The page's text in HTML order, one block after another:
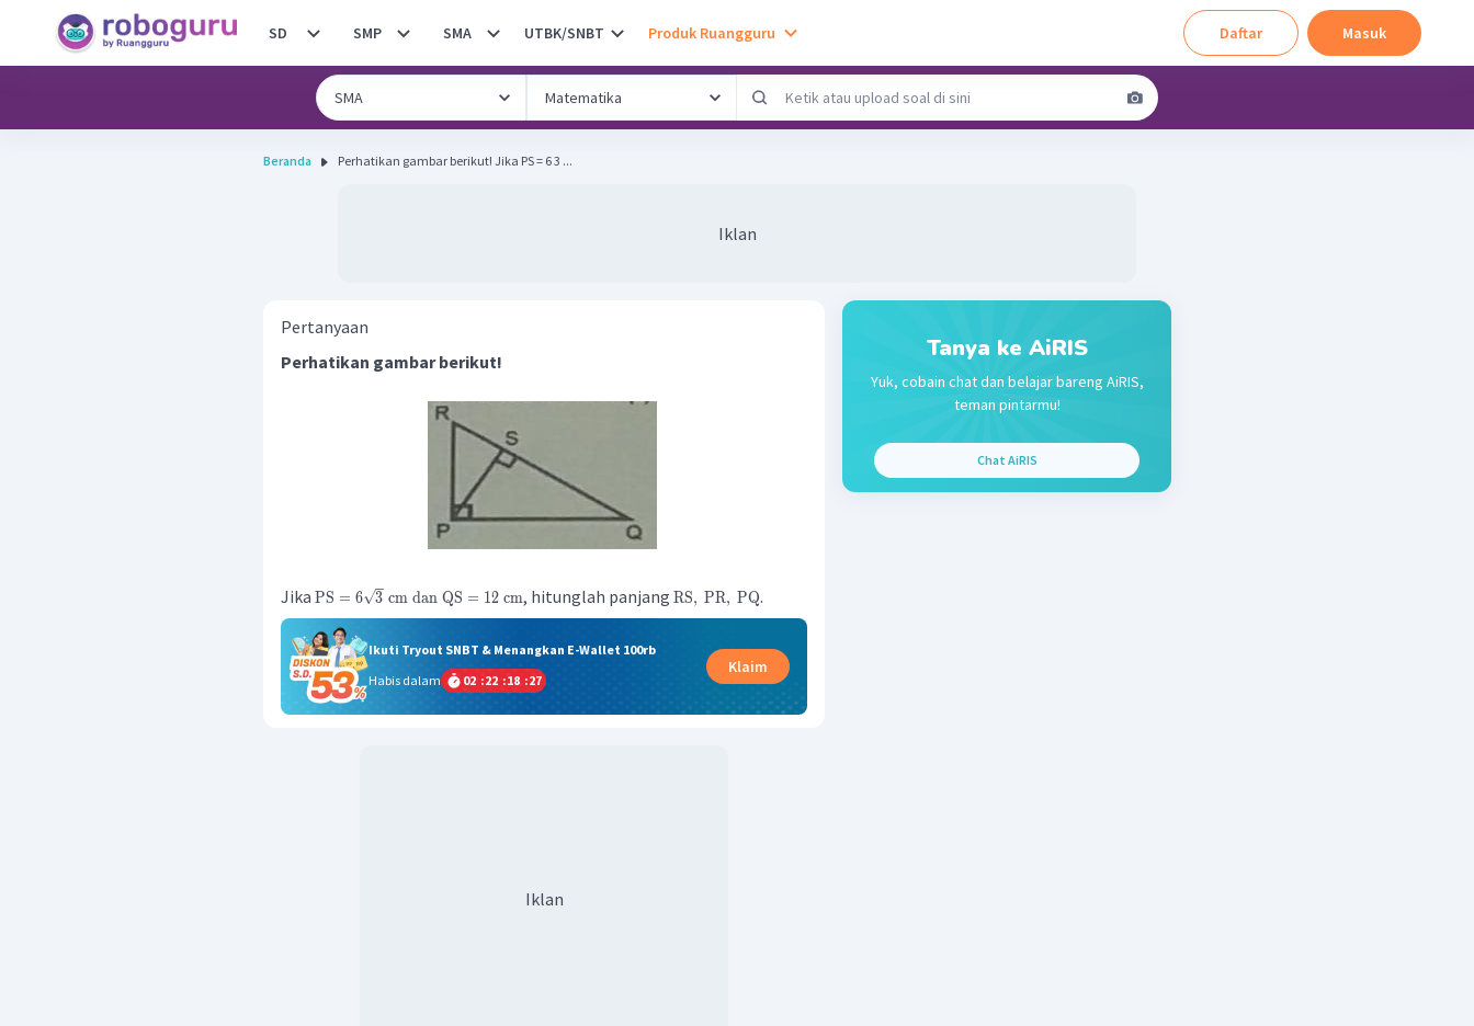
SD SMP SMA UTBK/SNBT Produk Ruangguru Daftar Masuk
Beranda Perhatikan gambar berikut! Jika PS = 6 3 ...
Iklan
Pertanyaan
Perhatikan gambar berikut!
Jika PS = 6 3 cm dan QS = 12 cm, hitunglah panjang RS, PR, PQ.
Ikuti Tryout SNBT & Menangkan E-Wallet 100rb
Habis dalam
02 :22 :18 :26
Klaim
Iklan
Tanya ke AiRIS
Yuk, cobain chat dan belajar bareng AiRIS,
teman pintarmu!
Chat AiRIS